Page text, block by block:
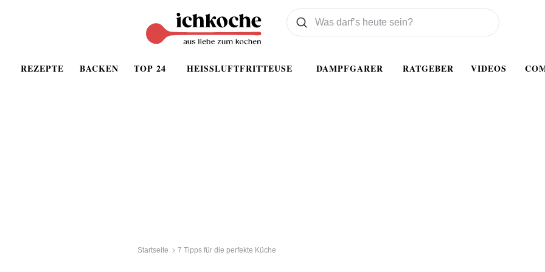
REZEPTE BACKEN TOP 24 HEISSLUFTFRITTEUSE DAMPFGARER RATGEBER VIDEOS
Was wollen Sie suchen
Suchen
Startseite 7 Tipps für die perfekte Küche